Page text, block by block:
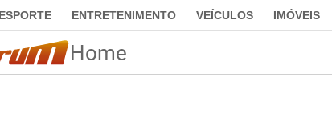
ESPORTE ENTRETENIMENTO VEÍCULOS IMÓVEIS
Home